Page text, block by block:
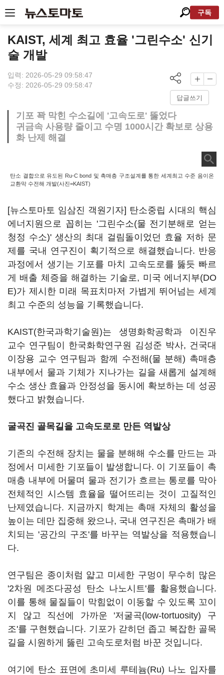
구독
KAIST, 세계 최고 효율 '그린수소' 신기
술 개발
입력: 2026-05-29 09:58:47
수정: 2026-05-29 09:58:47
답글쓰기
기포 꽉 막힌 수소길에 '고속도로' 뚫었다
귀금속 사용량 줄이고 수명 1000시간 확보로 상용
화 난제 해결
탄소 결합으로 유도된 Ru-C bond 및 촉매층 구조설계를 통한 세계최고 수준 음이온
교환막 수전해 개발(사진=KAIST)
[뉴스토마토 임삼진 객원기자] 탄소중립 시대의 핵심
에너지원으로 꼽히는 '그린수소(물 전기분해로 얻는
청정 수소)' 생산의 최대 걸림돌이었던 효율 저하 문
제를 국내 연구진이 획기적으로 해결했습니다. 반응
과정에서 생기는 기포를 마치 고속도로를 뚫듯 빠르
게 배출 체증을 해결하는 기술로, 미국 에너지부(DO
E)가 제시한 미래 목표치마저 가볍게 뛰어넘는 세계
최고 수준의 성능을 기록했습니다.
KAIST(한국과학기술원)는 생명화학공학과 이진우
교수 연구팀이 한국화학연구원 김성준 박사, 건국대
이장용 교수 연구팀과 함께 수전해(물 분해) 촉매층
내부에서 물과 기체가 지나가는 길을 새롭게 설계해
수소 생산 효율과 안정성을 동시에 확보하는 데 성공
했다고 밝혔습니다.
굴곡진 골목길을 고속도로로 만든 역발상
기존의 수전해 장치는 물을 분해해 수소를 만드는 과
정에서 미세한 기포들이 발생합니다. 이 기포들이 촉
매층 내부에 머물며 물과 전기가 흐르는 통로를 막아
전체적인 시스템 효율을 떨어뜨리는 것이 고질적인
난제였습니다. 지금까지 학계는 촉매 자체의 활성을
높이는 데만 집중해 왔으나, 국내 연구진은 촉매가 배
치되는 '공간의 구조'를 바꾸는 역발상을 적용했습니
다.
연구팀은 종이처럼 얇고 미세한 구멍이 무수히 많은
'2차원 메조다공성 탄소 나노시트'를 활용했습니다.
이를 통해 물질들이 막힘없이 이동할 수 있도록 꼬이
지 않고 직선에 가까운 '저굴곡(low-tortuosity) 구
조'를 구현했습니다. 기포가 갇히던 좁고 복잡한 골목
길을 시원하게 뚫린 고속도로처럼 바꾼 것입니다.
여기에 탄소 표면에 초미세 루테늄(Ru) 나노 입자를